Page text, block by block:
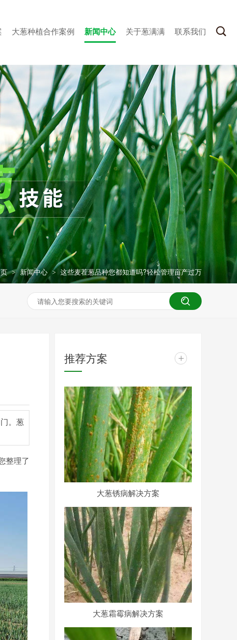
大葱种植合作案例 新闻中心 关于葱满满 联系我们
> 新闻中心 > 这些麦茬葱品种您都知道吗?轻松管理亩产过万
。葱
整理了
推荐方案 +
大葱锈病解决方案
大葱霜霉病解决方案